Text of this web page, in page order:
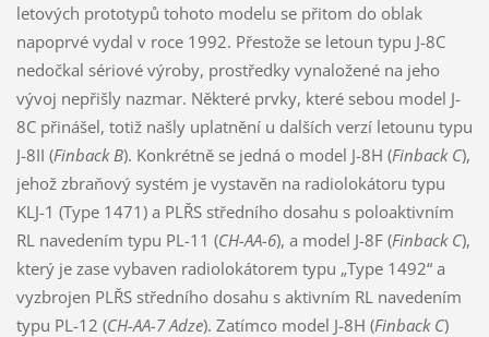
letových prototypů tohoto modelu se přitom do oblak
napoprvé vydal v roce 1992. Přestože se letoun typu J-8C
nedočkal sériové výroby, prostředky vynaložené na jeho
vývoj nepřišly nazmar. Některé prvky, které sebou model J-
8C přinášel, totiž našly uplatnění u dalších verzí letounu typu
J-8II (Finback B). Konkrétně se jedná o model J-8H (Finback C),
jehož zbraňový systém je vystavěn na radiolokátoru typu
KLJ-1 (Type 1471) a PLŘS středního dosahu s poloaktivním
RL navedením typu PL-11 (CH-AA-6), a model J-8F (Finback C),
který je zase vybaven radiolokátorem typu „Type 1492“ a
vyzbrojen PLŘS středního dosahu s aktivním RL navedením
typu PL-12 (CH-AA-7 Adze). Zatímco model J-8H (Finback C)